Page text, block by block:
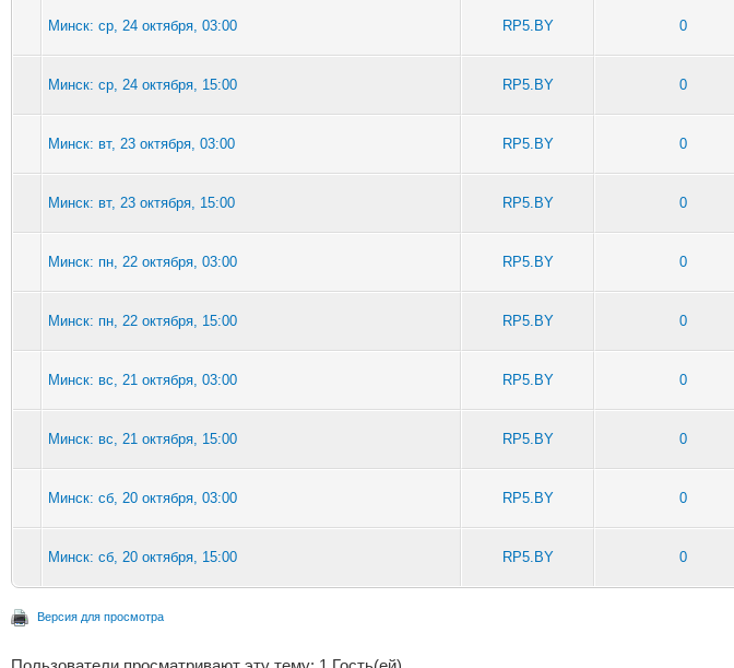
Минск: ср, 24 октября, 03:00 RP5.BY 0
Минск: ср, 24 октября, 15:00 RP5.BY 0
Минск: вт, 23 октября, 03:00 RP5.BY 0
Минск: вт, 23 октября, 15:00 RP5.BY 0
Минск: пн, 22 октября, 03:00 RP5.BY 0
Минск: пн, 22 октября, 15:00 RP5.BY 0
Минск: вс, 21 октября, 03:00 RP5.BY 0
Минск: вс, 21 октября, 15:00 RP5.BY 0
Минск: сб, 20 октября, 03:00 RP5.BY 0
Минск: сб, 20 октября, 15:00 RP5.BY 0
Версия для просмотра